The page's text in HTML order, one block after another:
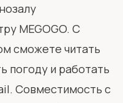
MEGOGO. С
сможете читать
погоду и работать
Совместимость с